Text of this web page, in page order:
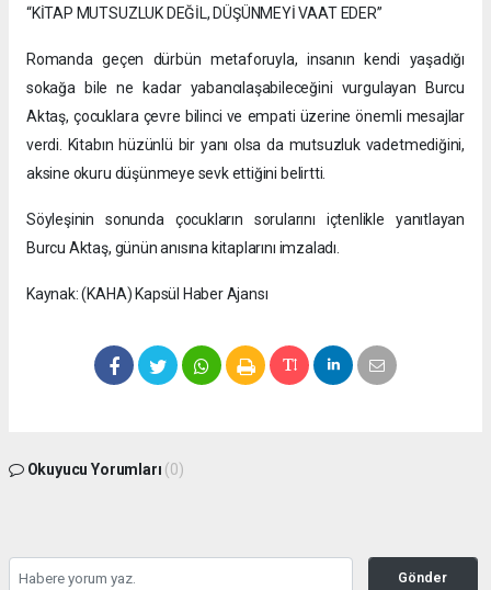
“KİTAP MUTSUZLUK DEĞİL, DÜŞÜNMEYİ VAAT EDER”
Romanda geçen dürbün metaforuyla, insanın kendi yaşadığı
sokağa bile ne kadar yabancılaşabileceğini vurgulayan Burcu
Aktaş, çocuklara çevre bilinci ve empati üzerine önemli mesajlar
verdi. Kitabın hüzünlü bir yanı olsa da mutsuzluk vadetmediğini,
aksine okuru düşünmeye sevk ettiğini belirtti.
Söyleşinin sonunda çocukların sorularını içtenlikle yanıtlayan
Burcu Aktaş, günün anısına kitaplarını imzaladı.
Kaynak: (KAHA) Kapsül Haber Ajansı
Okuyucu Yorumları (0)
Gönder